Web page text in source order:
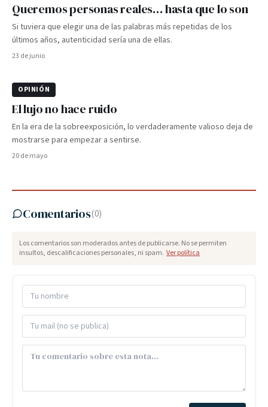
Queremos personas reales… hasta que lo son
Si tuviera que elegir una de las palabras más repetidas de los
últimos años, autenticidad sería una de ellas.
23 de junio
OPINIÓN
El lujo no hace ruido
En la era de la sobreexposición, lo verdaderamente valioso deja de
mostrarse para empezar a sentirse.
20 de mayo
Comentarios(0)
Los comentarios son moderados antes de publicarse. No se permiten
insultos, descalificaciones personales, ni spam. Ver política